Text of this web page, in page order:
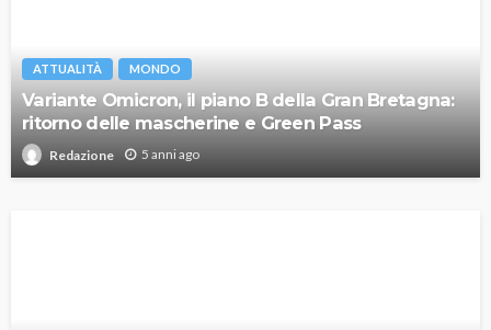
ATTUALITÀ MONDO
Variante Omicron, il piano B della Gran Bretagna:
ritorno delle mascherine e Green Pass
Redazione 5 anni ago